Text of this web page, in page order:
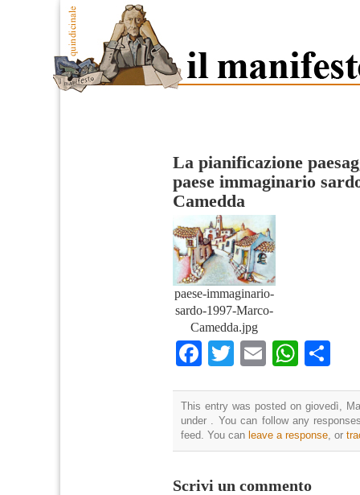
La pianificazione
paese immaginario
Camedda
paese-immaginario-
sardo-1997-Marco-
Camedda.jpg
Facebook
TwitterEmail
This entry was posted on giovedì,
under . You can follow any
feed. You can leave a response , or
Scrivi un commento